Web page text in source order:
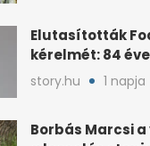
Elutasították
kérelmét: 84
költöznie kell
story.hu 1 napja
Borbás Marcsi